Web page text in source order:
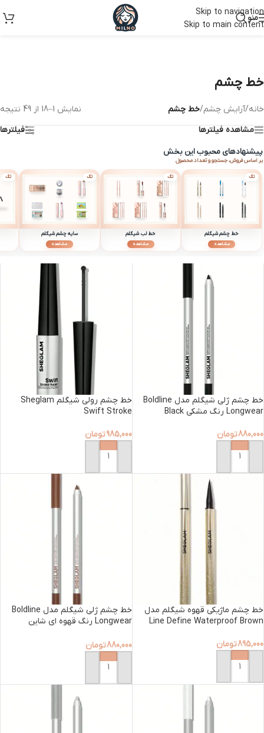
Skip to navigation
Skip to main content
منو
خط چشم
خانه/آرایش چشم/خط چشم
نمایش 1–18 از 49 نتیجه
مشاهده فیلترها
فیلترها
پیشنهادهای محبوب این بخش
بر اساس فروش، جستجو و تعداد محصول
تگ
خط چشم شیگلم
مشاهده
تگ
خط لب شیگلم
مشاهده
تگ
سایه چشم شیگلم
مشاهده
تگ
خط چشم ژلی شیگلم مدل Boldline
Longwear رنگ مشکی Black
880,000تومان
افزودن به سبد خرید
خط چشم رولی شیگلم Sheglam
Swift Stroke
985,000تومان
افزودن به سبد خرید
خط چشم ماژیکی قهوه شیگلم مدل
Line Define Waterproof Brown
895,000تومان
افزودن به سبد خرید
خط چشم ژلی شیگلم مدل Boldline
Longwear رنگ قهوه ای شاین
880,000تومان
افزودن به سبد خرید